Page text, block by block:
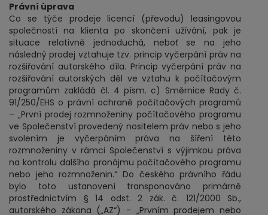
Právní úprava
Co se týče prodeje licencí (převodu) leasingovou
společností na klienta po skončení užívání, pak je
situace relativně jednoduchá, neboť se na jeho
následný prodej vztahuje tzv. princip vyčerpání práv na
rozšiřování autorského díla. Princip vyčerpání práv na
rozšiřování autorských děl ve vztahu k počítačovým
programům zakládá čl. 4 písm. c) Směrnice Rady č.
91/250/EHS o právní ochraně počítačových programů
– „První prodej rozmnoženiny počítačového programu
ve Společenství provedený nositelem práv nebo s jeho
svolením je vyčerpáním práva na šíření této
rozmnoženiny v rámci Společenství s výjimkou práva
na kontrolu dalšího pronájmu počítačového programu
nebo jeho rozmnoženin.“ Do českého právního řádu
bylo toto ustanovení transponováno primárně
prostřednictvím § 14 odst. 2 zák. č. 121/2000 Sb.,
autorského zákona („AZ“) - „Prvním prodejem nebo